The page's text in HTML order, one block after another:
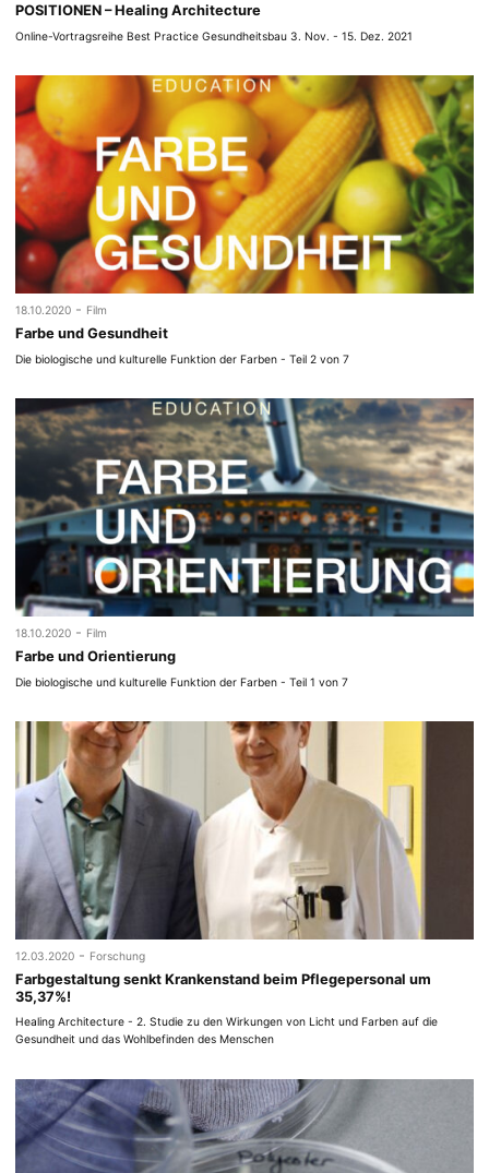
POSITIONEN – Healing Architecture
Online-Vortragsreihe Best Practice Gesundheitsbau 3. Nov. - 15. Dez. 2021
18.10.2020 - Film
Farbe und Gesundheit
Die biologische und kulturelle Funktion der Farben - Teil 2 von 7
18.10.2020 - Film
Farbe und Orientierung
Die biologische und kulturelle Funktion der Farben - Teil 1 von 7
12.03.2020 - Forschung
Farbgestaltung senkt Krankenstand beim Pflegepersonal um
35,37%!
Healing Architecture - 2. Studie zu den Wirkungen von Licht und Farben auf die
Gesundheit und das Wohlbefinden des Menschen